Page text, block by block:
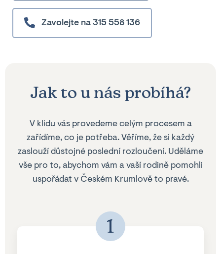
Zavolejte na 315 558 136
Jak to u nás probíhá?
V klidu vás provedeme celým procesem a
zařídíme, co je potřeba. Věříme, že si každý
zaslouží důstojné poslední rozloučení. Uděláme
vše pro to, abychom vám a vaší rodině pomohli
uspořádat v Českém Krumlově to pravé.
1